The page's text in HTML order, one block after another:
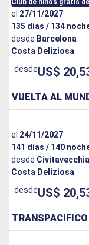
Costa Deliziosa
desde Barcelona
135 días / 134
el 27/11/2027
Club de niños gratis
desdeUS$
VUELTA AL
Costa Deliziosa
desde
141 días / 140
el 24/11/2027
desdeUS$
TRANSPACIFICO